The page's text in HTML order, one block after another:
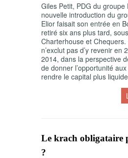
Giles Petit, PDG du groupe
nouvelle introduction du
Elior faisait son entrée en
retiré six ans plus tard,
Charterhouse et Chequers.
n’exclut pas d’y revenir en
2014, dans la perspective
de donner l’opportunité
rendre le capital plus
Le krach obligataire
?